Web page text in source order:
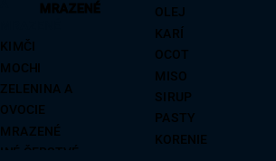
MRAZENÉ
KIMČI
MOCHI
ZELENINA A
OVOCIE
MRAZENÉ
INÉ ČERSTVÉ
OLEJ
KARÍ
OCOT
MISO
SIRUP
PASTY
KORENIE